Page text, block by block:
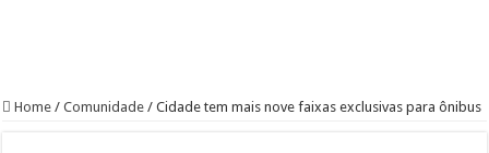
Home / Comunidade / Cidade tem mais nove faixas exclusivas para ônibus